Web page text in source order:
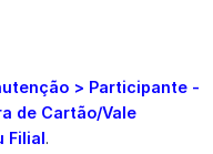
> Participante -
de Cartão/Vale
Filial.